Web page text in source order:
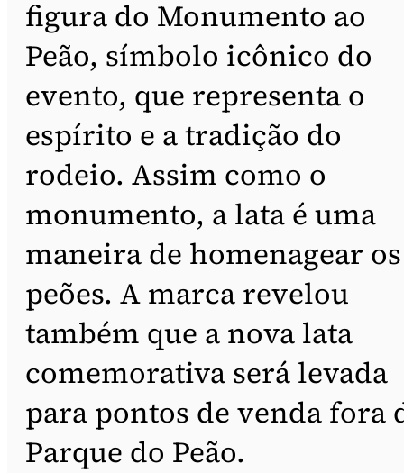
figura do Monumento ao
Peão, símbolo icônico do
evento, que representa o
espírito e a tradição do
rodeio. Assim como o
monumento, a lata é uma
maneira de homenagear os
peões. A marca revelou
também que a nova lata
comemorativa será levada
para pontos de venda fora
Parque do Peão.